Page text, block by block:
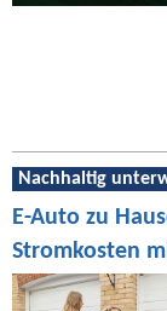
Nachhaltig
E-Auto zu
Stromkosten